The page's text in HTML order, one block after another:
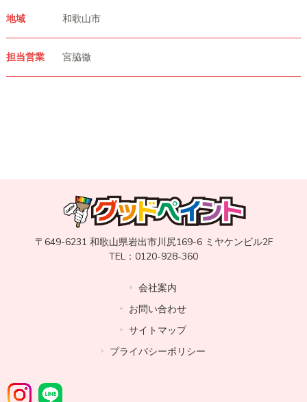
地域 和歌山市
担当営業 宮脇徹
〒649-6231 和歌山県岩出市川尻169-6 ミヤケンビル2F
TEL：0120-928-360
会社案内
お問い合わせ
サイトマップ
プライバシーポリシー